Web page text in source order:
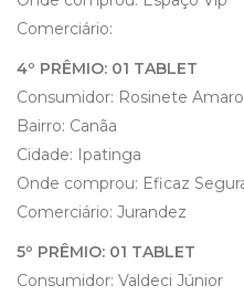
Comerciário:
4º PRÊMIO: 01 TABLET
Consumidor: Rosinete
Bairro: Canãa
Cidade: Ipatinga
Onde comprou: Eficaz
Comerciário: Jurandez
5º PRÊMIO: 01 TABLET
Consumidor: Valdeci Júnior